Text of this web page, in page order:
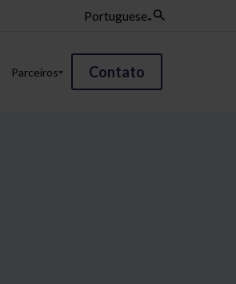
Portuguese
Parceiros Contato